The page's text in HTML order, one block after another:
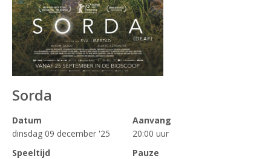
Sorda
Datum
dinsdag 09 december '25
Aanvang
20:00 uur
Speeltijd
Pauze